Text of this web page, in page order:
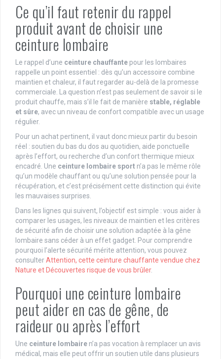
Ce qu’il faut retenir du rappel
produit avant de choisir une
ceinture lombaire
Le rappel d’une ceinture chauffante pour les lombaires
rappelle un point essentiel : dès qu’un accessoire combine
maintien et chaleur, il faut regarder au-delà de la promesse
commerciale. La question n’est pas seulement de savoir si le
produit chauffe, mais s’il le fait de manière stable, réglable
et sûre, avec un niveau de confort compatible avec un usage
régulier.
Pour un achat pertinent, il vaut donc mieux partir du besoin
réel : soutien du bas du dos au quotidien, aide ponctuelle
après l’effort, ou recherche d’un confort thermique mieux
encadré. Une ceinture lombaire sport n’a pas le même rôle
qu’un modèle chauffant ou qu’une solution pensée pour la
récupération, et c’est précisément cette distinction qui évite
les mauvaises surprises.
Dans les lignes qui suivent, l’objectif est simple : vous aider à
comparer les usages, les niveaux de maintien et les critères
de sécurité afin de choisir une solution adaptée à la gêne
lombaire sans céder à un effet gadget. Pour comprendre
pourquoi l’alerte sécurité mérite attention, vous pouvez
consulterAttention, cette ceinture chauffante vendue chez
Nature et Découvertes risque de vous brûler.
Pourquoi une ceinture lombaire
peut aider en cas de gêne, de
raideur ou après l’effort
Une ceinture lombaire n’a pas vocation à remplacer un avis
médical, mais elle peut offrir un soutien utile dans plusieurs